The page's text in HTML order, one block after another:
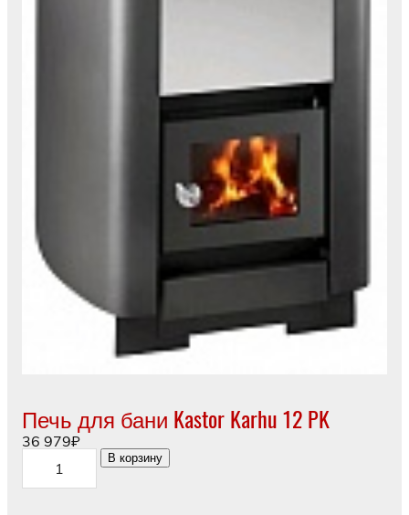
Печь для бани Kastor Karhu 12 PK
36 979₽
Количество
товара
Печь
В корзину